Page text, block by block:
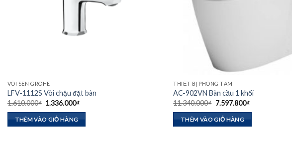
VÒI SEN GROHE
LFV-1112S Vòi chậu đặt bàn
1.610.000₫ Giá
là:
1.610.000₫.
1.336.000₫Giá
THÊM VÀO GIỎ HÀNG
THIẾT BỊ PHÒNG TẮM
AC-902VN Bàn cầu 1 khối
11.340.000₫ Giá
là:
11.340.000₫.
7.597.800₫Giá
THÊM VÀO GIỎ HÀNG